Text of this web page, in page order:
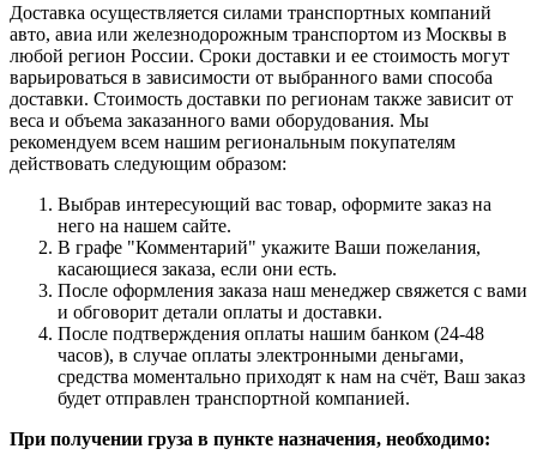
Доставка осуществляется силами транспортных компаний
авто, авиа или железнодорожным транспортом из Москвы в
любой регион России. Сроки доставки и ее стоимость могут
варьироваться в зависимости от выбранного вами способа
доставки. Стоимость доставки по регионам также зависит от
веса и объема заказанного вами оборудования. Мы
рекомендуем всем нашим региональным покупателям
действовать следующим образом:
Выбрав интересующий вас товар, оформите заказ на
него на нашем сайте.
В графе "Комментарий" укажите Ваши пожелания,
касающиеся заказа, если они есть.
После оформления заказа наш менеджер свяжется с вами
и обговорит детали оплаты и доставки.
После подтверждения оплаты нашим банком (24-48
часов), в случае оплаты электронными деньгами,
средства моментально приходят к нам на счёт, Ваш заказ
будет отправлен транспортной компанией.
При получении груза в пункте назначения, необходимо: